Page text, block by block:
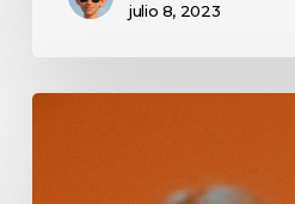
julio 8, 2023